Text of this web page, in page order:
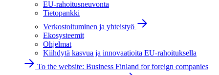
EU-rahoitusneuvonta
Tietopankki
Verkostoituminen ja yhteistyö
Ekosysteemit
Ohjelmat
Kiihdytä kasvua ja innovaatioita EU-rahoituksella
To the website: Business Finland for foreign companies